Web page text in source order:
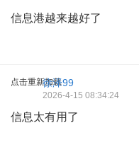
信息港越来越好了
点击重新加载
徐泽99
2026-4-15 08:34:24
信息太有用了